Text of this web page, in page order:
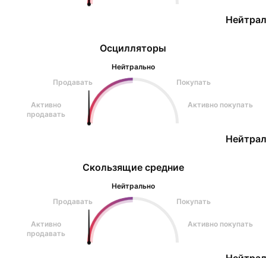
Осцилляторы
Нейтрально
Продавать
Покупать
Активно
продавать
Активно покупать
Скользящие средние
Нейтрально
Продавать
Покупать
Активно
продавать
Активно покупать